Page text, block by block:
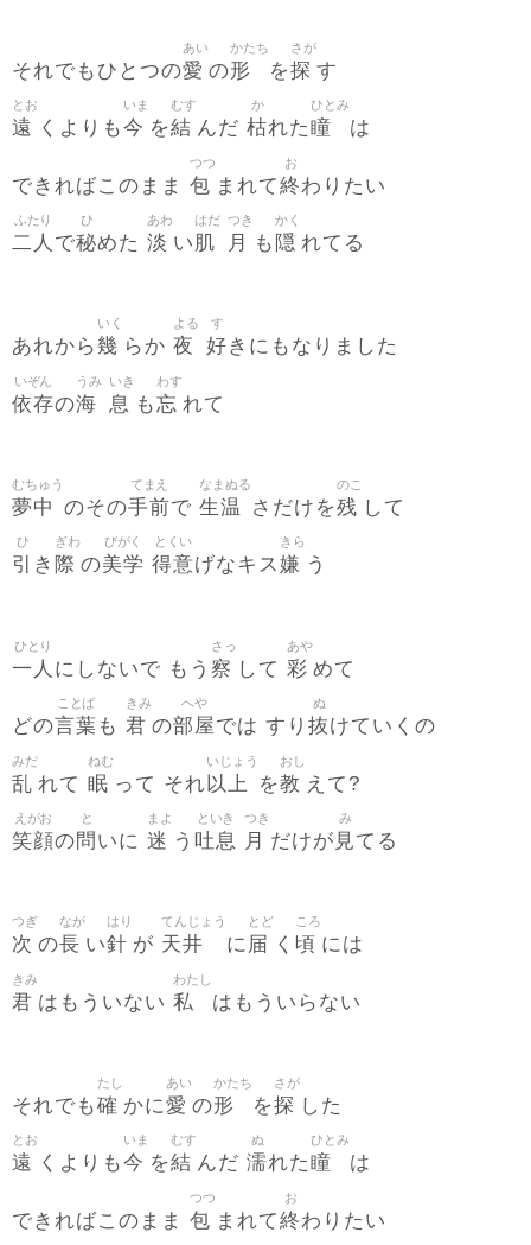
それでもひとつの愛
あい
の形
かたち
を探
さが
す
遠
とお
くよりも今
いま
を結
むす
んだ 枯
か
れた瞳
ひとみ
は
できればこのまま 包
つつ
まれて終
お
わりたい
二人
ふたり
で秘
ひ
めた 淡
あわ
い肌
はだ
月
つき
も 隠
かく
れてる
あれから幾
いく
らか 夜
よる
好
す
きにもなりました
依存
いぞん
の海
うみ
息
いき
も忘
わす
れて
夢中
むちゅう
のその手前
てまえ
で 生温
なまぬる
さだけを残
のこ
して
引
ひ
き 際
ぎわ
の美学
びがく
得意
とくい
げなキス嫌
きら
う
一人
ひとり
にしないで もう 察
さっ
して 彩
あや
めて
どの言葉
ことば
も 君
きみ
の部屋
へや
では すり 抜
ぬ
けていくの
乱
みだ
れて 眠
ねむ
って それ 以上
いじょう
を教
おし
えて?
笑顔
えがお
の問
と
いに 迷
まよ
う 吐息
といき
月
つき
だけが 見
み
てる
次
つぎ
の長
なが
い針
はり
が 天井
てんじょう
に 届
とど
く 頃
ころ
には
君
きみ
はもういない 私
わたし
はもういらない
それでも確
たし
かに愛
あい
の形
かたち
を探
さが
した
遠
とお
くよりも今
いま
を結
むす
んだ 濡
ぬ
れた瞳
ひとみ
は
できればこのまま 包
つつ
まれて終
お
わりたい